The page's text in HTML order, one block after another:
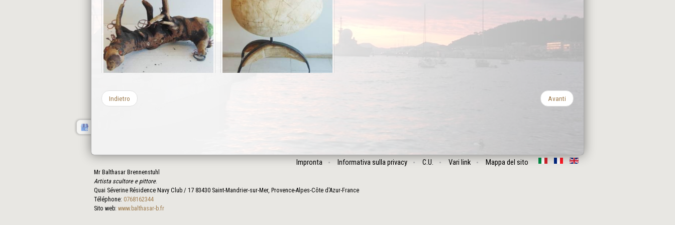
Indietro Avanti
Impronta Informativa sulla privacy C.U. Vari link Mappa del sito
Mr Balthasar Brennenstuhl
Artista scultore e pittore.
Quai Séverine Résidence Navy Club / 17 83430 Saint-Mandrier-sur-Mer, Provence-Alpes-Côte d'Azur-France
Téléphone: 0768162344
Sito web: www.balthasar-b.fr